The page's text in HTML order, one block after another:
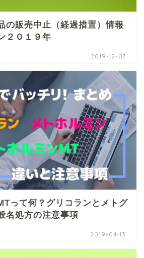
の販売中止（経過措置）情報
２０１９年
2019-12-07
って何？グリコランとメトグ
名処方の注意事項
2019-04-13